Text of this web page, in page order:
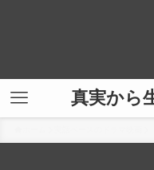
真実から